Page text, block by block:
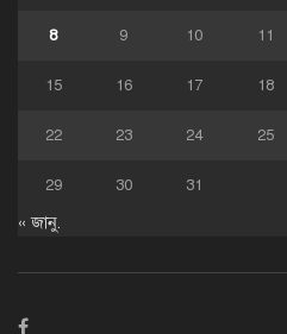
8 9 10 11
15 16 17 18
22 23 24 25
29 30 31
« জানু.